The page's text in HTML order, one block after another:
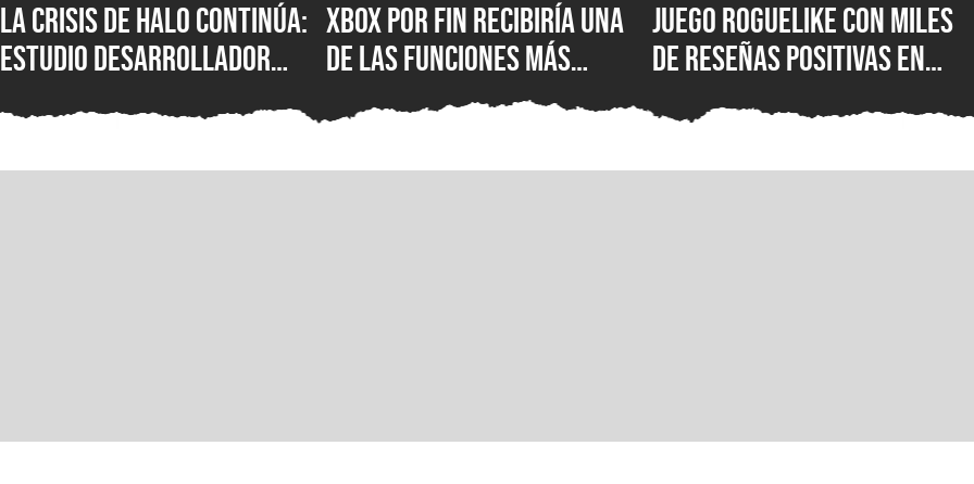
La crisis de Halo continúa:
estudio desarrollador
multiplataforma de
XBOX por fin recibiría una
de las funciones más
populares de PlayStation y
que los jugadores han
pedido durante años
Juego roguelike con miles
de reseñas positivas en
descuento y está
disponible completamente